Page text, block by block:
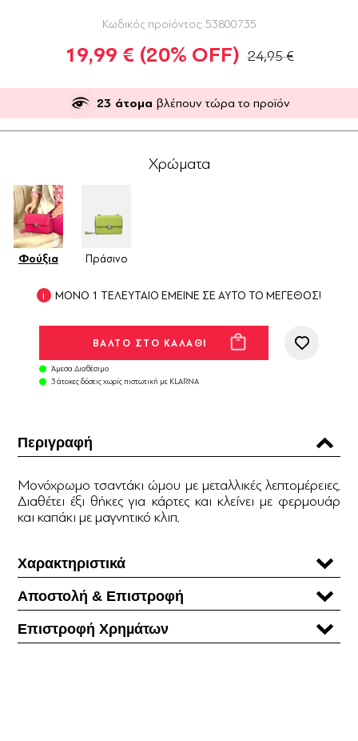
Κωδικός προϊόντος: 53800735
19,99 € (20% OFF) 24,95 €
23 άτομα βλέπουν τώρα το προϊόν
Χρώματα
Φούξια Πράσινο
ΜΟΝΟ 1 ΤΕΛΕΥΤΑΙΟ ΕΜΕΙΝΕ ΣΕ ΑΥΤΟ ΤΟ ΜΕΓΕΘΟΣ!
Άμεσα Διαθέσιμο
3 άτοκες δόσεις χωρίς πιστωτική με KLARNA
Περιγραφή
Μονόχρωμο τσαντάκι ώμου με μεταλλικές λεπτομέρειες.
Διαθέτει έξι θήκες για κάρτες και κλείνει με φερμουάρ
και καπάκι με μαγνητικό κλιπ.
Χαρακτηριστικά
Αποστολή & Επιστροφή
Επιστροφή Χρηµάτων